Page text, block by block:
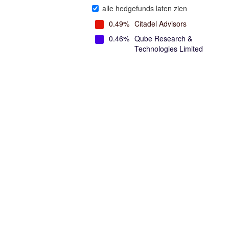
alle hedgefunds laten zien
0.49% Citadel Advisors
0.46% Qube Research &
Technologies Limited